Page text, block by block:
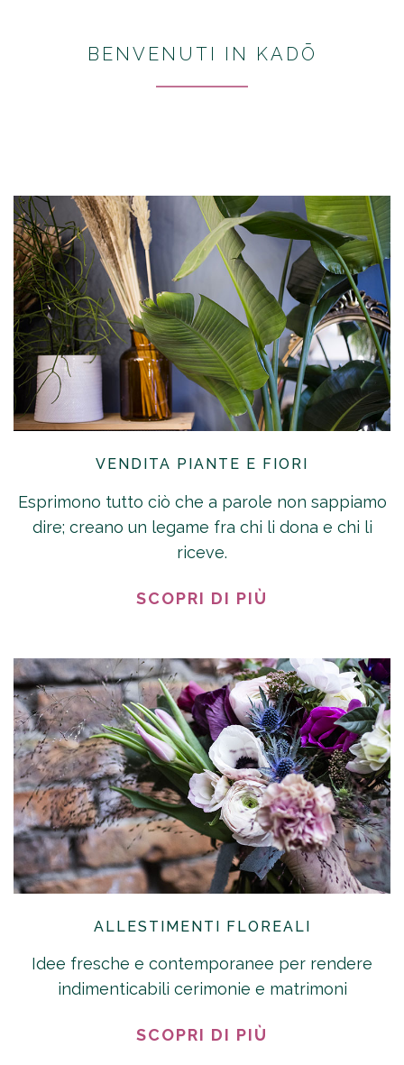
BENVENUTI IN KADŌ
VENDITA PIANTE E FIORI
Esprimono tutto ciò che a parole non sappiamo
dire; creano un legame fra chi li dona e chi li
riceve.
SCOPRI DI PIÙ
ALLESTIMENTI FLOREALI
Idee fresche e contemporanee per rendere
indimenticabili cerimonie e matrimoni
SCOPRI DI PIÙ